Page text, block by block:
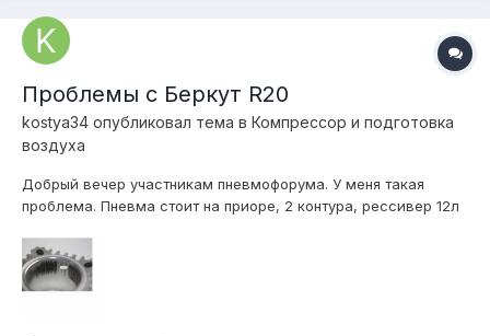
Проблемы с Беркут R20
kostya34 опубликовал тема в Компресcор и подготовка
воздуха
Добрый вечер участникам пневмофорума. У меня такая
проблема. Пневма стоит на приоре, 2 контура, рессивер 12л
у себя в городе. Ему даже 6 месяцев нет. Вообщем работал
он нормально, а потом стал работать чуть тише и меня это
смутило. опусти...